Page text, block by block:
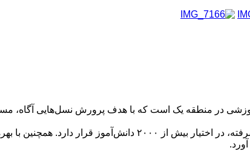
در منطقه یک است که با هدف پرورش نسل‌هایی آگاه،